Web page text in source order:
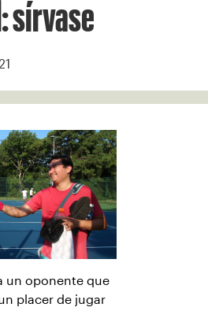
sírvase
un oponente que
placer de jugar